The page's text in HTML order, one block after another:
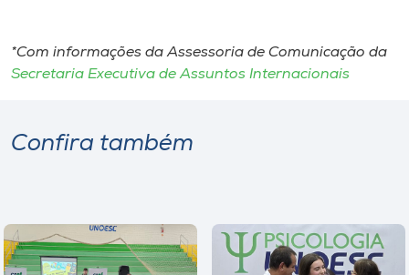
*Com informações da Assessoria de Comunicação da
Secretaria Executiva de Assuntos Internacionais
Confira também